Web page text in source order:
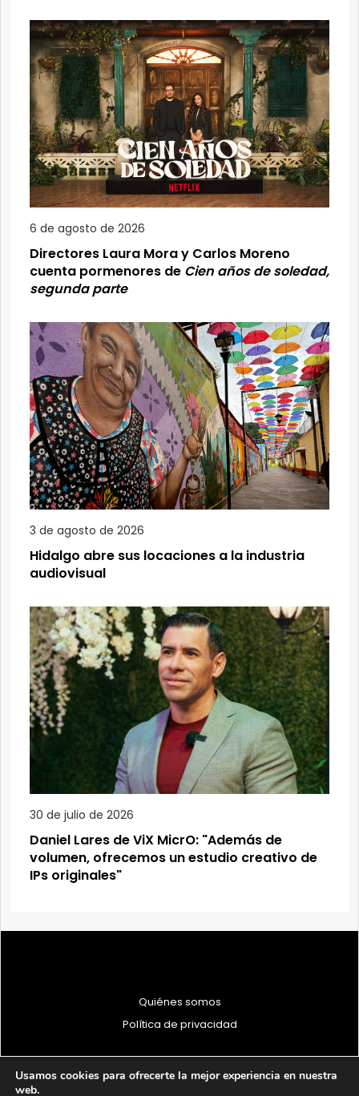
6 de agosto de 2026
Directores Laura Mora y Carlos Moreno
cuenta pormenores de Cien años de soledad,
segunda parte
3 de agosto de 2026
Hidalgo abre sus locaciones a la industria
audiovisual
30 de julio de 2026
Daniel Lares de ViX MicrO: "Además de
volumen, ofrecemos un estudio creativo de
IPs originales"
Quiénes somos
Política de privacidad
Usamos cookies para ofrecerte la mejor experiencia en nuestra
web.